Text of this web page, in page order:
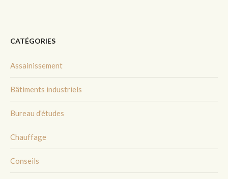
CATÉGORIES
Assainissement
Bâtiments industriels
Bureau d'études
Chauffage
Conseils